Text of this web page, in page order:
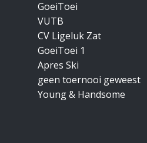
GoeiToei
VUTB
CV Ligeluk Zat
GoeiToei 1
Apres Ski
geen toernooi geweest
Young & Handsome